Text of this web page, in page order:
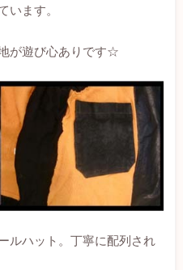
います。
が遊び心ありです☆
ルハット。丁寧に配列され